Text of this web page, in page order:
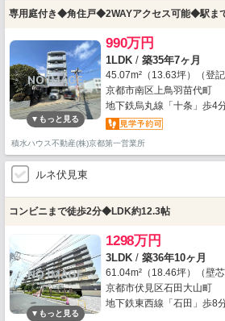
専用庭付き◆角住戸◆2WAYアクセス可能◆駅ま
990万円
1LDK / 築35年7ヶ月
45.07m²（13.63坪）（登記
京都市南区上鳥羽苗代町
地下鉄烏丸線「十条」歩4
積水ハウス不動産(株)京都第一営業所
ルネ伏見東
コンビニまで徒歩2分◆LDK約12.3帖
1298万円
3LDK / 築36年10ヶ月
61.04m²（18.46坪）（壁芯
京都市伏見区石田大山町
地下鉄東西線「石田」歩8